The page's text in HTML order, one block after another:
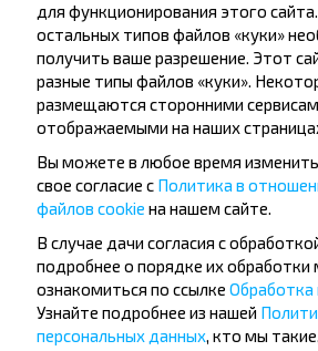
Подписаться
Популярные
направления
Орша - Могилёв
Минск - Несвиж
Минск - Могилёв
Минск - Пинск
Минск -
Гомель -
Брест -
Брест -
для функционирования этого
остальных типов файлов «куки»
получить ваше разрешение. Этот
разные типы файлов «куки».
размещаются сторонними
отображаемыми на наших
Вы можете в любое время
свое согласие с Политика в
файлов cookie на нашем сайте.
В случае дачи согласия с
подробнее о порядке их
ознакомиться по ссылке Обработка
Узнайте подробнее из нашей
персональных данных, кто мы